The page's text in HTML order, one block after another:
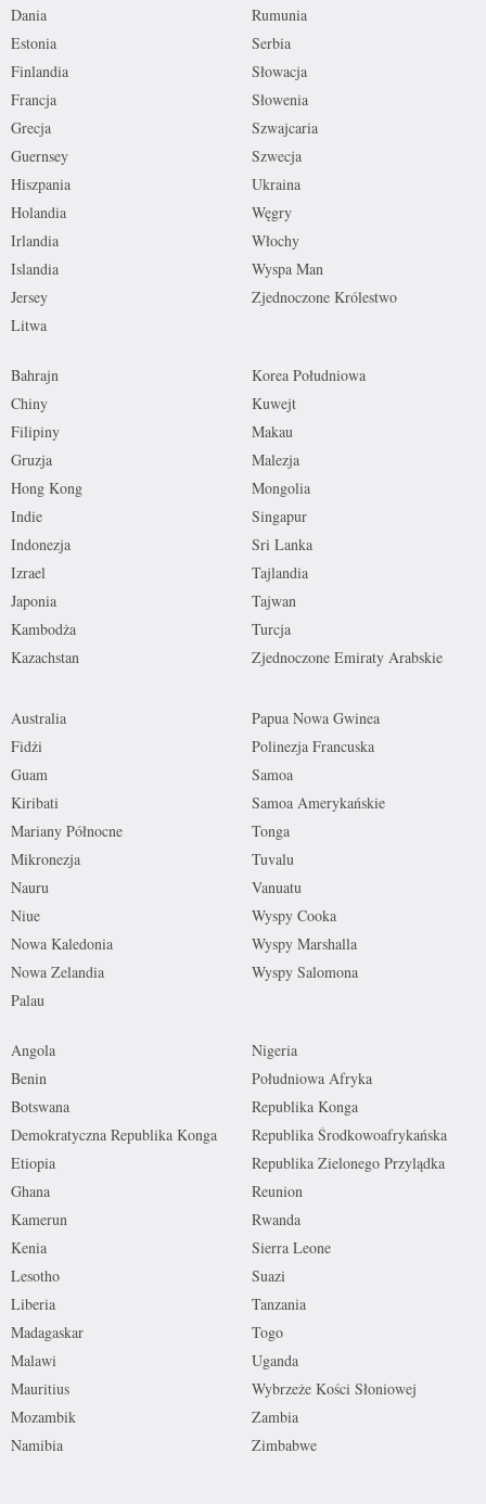
Dania
Estonia
Finlandia
Francja
Grecja
Guernsey
Hiszpania
Holandia
Irlandia
Islandia
Jersey
Litwa
Rumunia
Serbia
Słowacja
Słowenia
Szwajcaria
Szwecja
Ukraina
Węgry
Włochy
Wyspa Man
Zjednoczone Królestwo
Bahrajn
Chiny
Filipiny
Gruzja
Hong Kong
Indie
Indonezja
Izrael
Japonia
Kambodża
Kazachstan
Korea Południowa
Kuwejt
Makau
Malezja
Mongolia
Singapur
Sri Lanka
Tajlandia
Tajwan
Turcja
Zjednoczone Emiraty Arabskie
Australia
Fidżi
Guam
Kiribati
Mariany Północne
Mikronezja
Nauru
Niue
Nowa Kaledonia
Nowa Zelandia
Palau
Papua Nowa Gwinea
Polinezja Francuska
Samoa
Samoa Amerykańskie
Tonga
Tuvalu
Vanuatu
Wyspy Cooka
Wyspy Marshalla
Wyspy Salomona
Angola
Benin
Botswana
Demokratyczna Republika Konga
Etiopia
Ghana
Kamerun
Kenia
Lesotho
Liberia
Madagaskar
Malawi
Mauritius
Mozambik
Namibia
Nigeria
Południowa Afryka
Republika Konga
Republika Środkowoafrykańska
Republika Zielonego Przylądka
Reunion
Rwanda
Sierra Leone
Suazi
Tanzania
Togo
Uganda
Wybrzeże Kości Słoniowej
Zambia
Zimbabwe